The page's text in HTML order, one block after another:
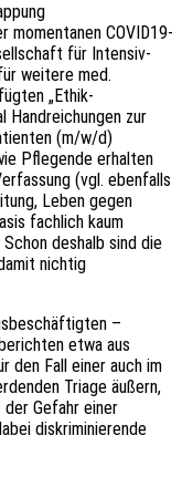
momentanen COVID19-
für Intensiv-
weitere med.
„Ethik-
Handreichungen zur
(m/w/d)
Pflegende erhalten
(vgl. ebenfalls
Leben gegen
fachlich kaum
deshalb sind die
nichtig
–
etwa aus
den Fall einer auch im
Triage äußern,
Gefahr einer
diskriminierende